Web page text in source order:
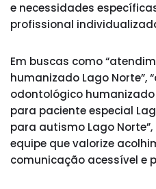
e necessidades
profissional
Em buscas como
humanizado Lago Norte”,
odontológico humanizado
para paciente especial
para autismo Lago
equipe que valorize
comunicação acessível e